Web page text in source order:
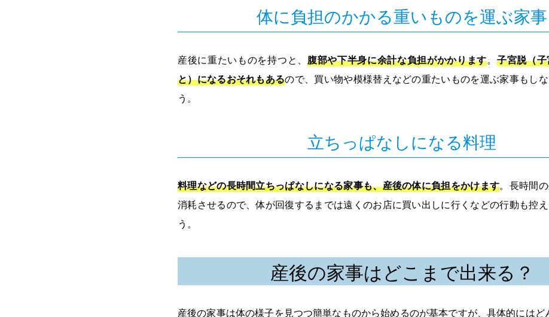
体に負担のかかる重いものを運ぶ家事
産後に重たいものを持つと、 腹部や下半身に余計な負担がかかります。 子宮脱（
と）になるおそれもあるので、買い物や模様替えなどの重たいものを運ぶ家事もし
う。
立ちっぱなしになる料理
料理などの長時間立ちっぱなしになる家事も、産後の体に負担をかけます。長時間
消耗させるので、体が回復するまでは遠くのお店に買い出しに行くなどの行動も控
う。
産後の家事はどこまで出来る？
産後の家事は体の様子を見つつ簡単なものから始めるのが基本ですが、具体的にはど